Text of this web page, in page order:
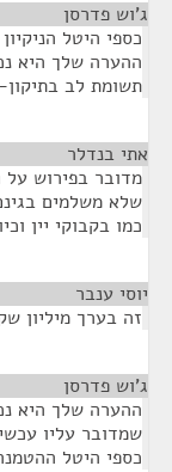
ג'וש פדרסן
כספי היטל
ההערה שלך היא
תשומת לב
אתי בנדלר
מדובר בפירוש
שלא משלמים
כמו בקבוקי יין
יוסי ענבר
זה בערך מיליון
ג'וש פדרסן
ההערה שלך היא
שמדובר עליו
כספי היטל ההטמנה